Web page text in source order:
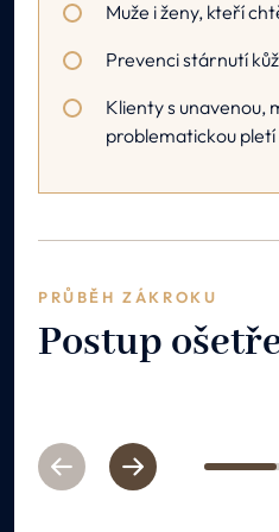
Microneedling a LED
revitalizaci, regeneraci a
Muže i ženy, kteří
Prevenci stárnutí
Klienty s unavenou,
problematickou pletí
PRŮBĚH ZÁKROKU
Postup
PreviousNext 1